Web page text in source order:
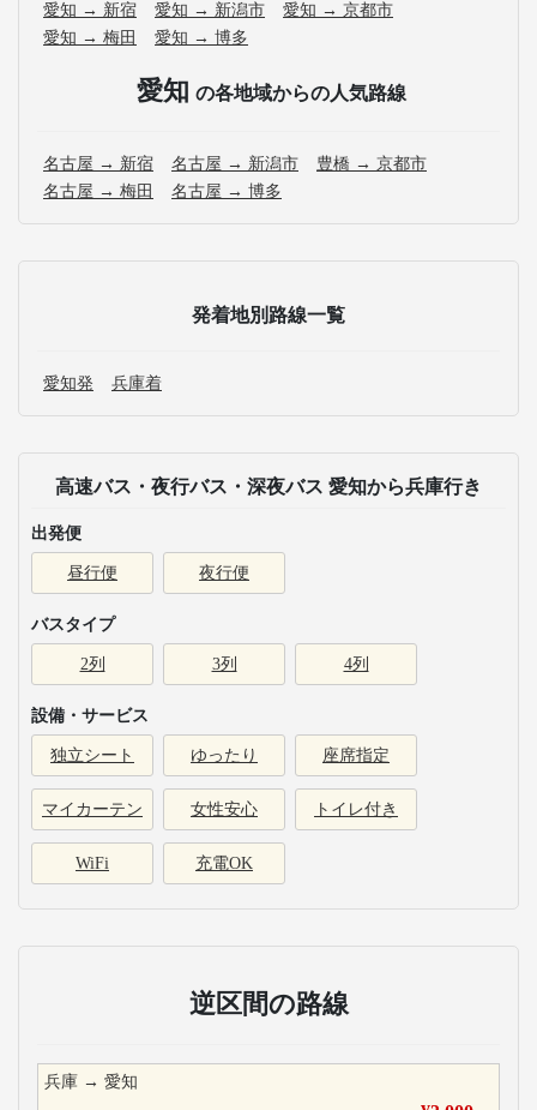
愛知 → 新宿 愛知 → 新潟市
愛知 → 京都市
愛知 → 梅田
愛知 → 博多
愛知 の各地域からの人気路線
名古屋 → 新宿 名古屋 → 新潟市
豊橋 → 京都市
名古屋 → 梅田
名古屋 → 博多
発着地別路線一覧
愛知発 兵庫着
高速バス・夜行バス・深夜バス 愛知から兵庫行き
出発便
昼行便 夜行便
バスタイプ
2列 3列 4列
設備・サービス
独立シート ゆったり 座席指定
マイカーテン 女性安心 トイレ付き
WiFi 充電OK
逆区間の路線
兵庫 → 愛知